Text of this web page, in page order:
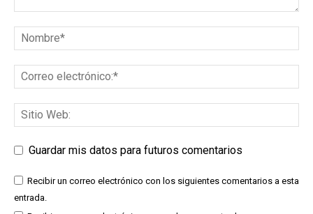
Guardar mis datos para futuros comentarios
Recibir un correo electrónico con los siguientes comentarios a esta
entrada.